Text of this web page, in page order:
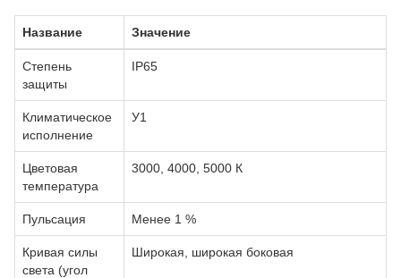
Название Значение
Степень
защиты
IP65
Климатическое
исполнение
У1
Цветовая
температура
3000, 4000, 5000 К
Пульсация Менее 1 %
Кривая силы
света (угол
Широкая, широкая боковая